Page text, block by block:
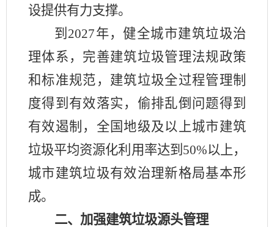
设提供有力支撑。
到 2027年，健全城市建筑垃圾治
理体系，完善建筑垃圾管理法规政策
和标准规范，建筑垃圾全过程管理制
度得到有效落实，偷排乱倒问题得到
有效遏制，全国地级及以上城市建筑
垃圾平均资源化利用率达到50%以上，
城市建筑垃圾有效治理新格局基本形
成。
二、加强建筑垃圾源头管理